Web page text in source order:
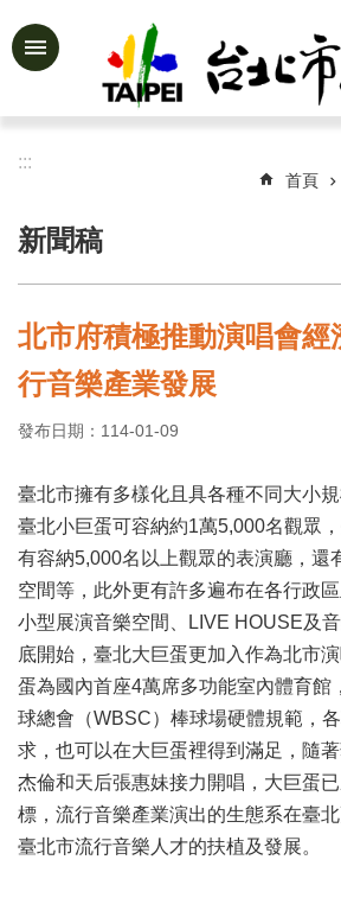
跳到主要內容區塊
進
告
訊
認
文
局
業
務
項
目
臺
北
藝
文
空
間
歷
:::
首頁
新聞稿
北市府積極推動演唱會經
行音樂產業發展
發布日期：114-01-09
臺北市擁有多樣化且具各種不同大小
臺北小巨蛋可容納約1萬5,000名觀眾
有容納5,000名以上觀眾的表演廳，還
空間等，此外更有許多遍布在各行政
小型展演音樂空間、LIVE HOUSE及
底開始，臺北大巨蛋更加入作為北市
蛋為國內首座4萬席多功能室內體育館
球總會（WBSC）棒球場硬體規範，
求，也可以在大巨蛋裡得到滿足，隨
杰倫和天后張惠妹接力開唱，大巨蛋
標，流行音樂產業演出的生態系在臺
臺北市流行音樂人才的扶植及發展。